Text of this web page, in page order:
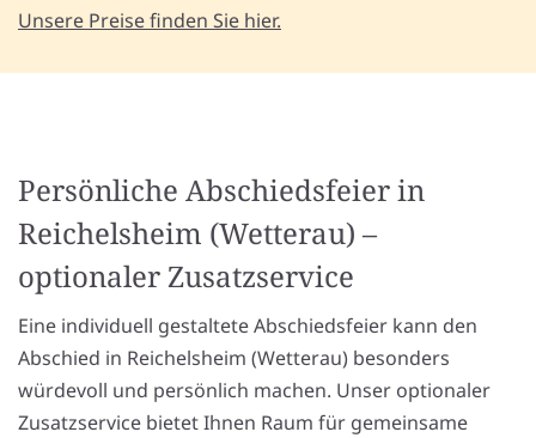
Unsere Preise finden Sie hier.
Persönliche Abschiedsfeier in
Reichelsheim (Wetterau) –
optionaler Zusatzservice
Eine individuell gestaltete Abschiedsfeier kann den
Abschied in Reichelsheim (Wetterau) besonders
würdevoll und persönlich machen. Unser optionaler
Zusatzservice bietet Ihnen Raum für gemeinsame